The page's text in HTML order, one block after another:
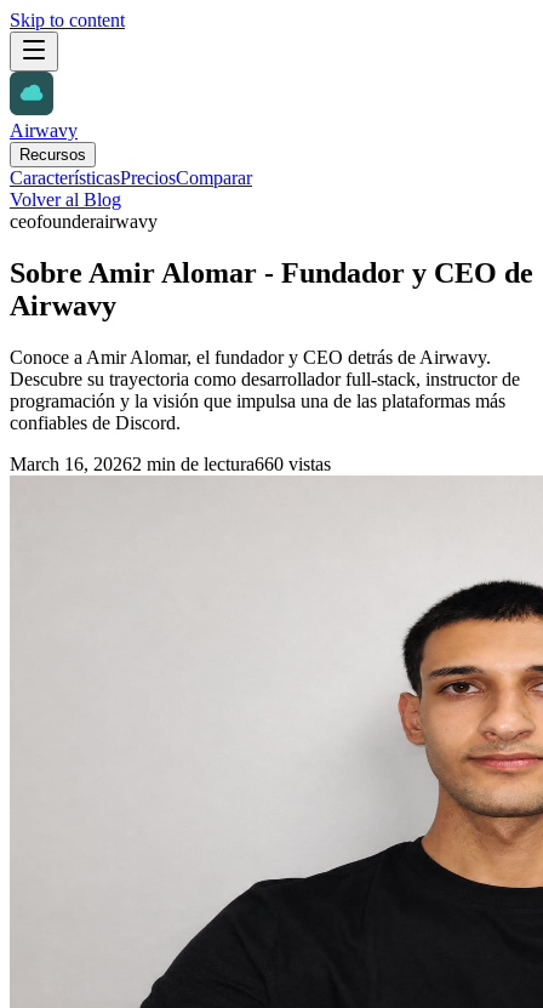
Skip to content
Airwavy
Recursos
CaracterísticasPreciosComparar
Volver al Blog
ceofounderairwavy
Sobre Amir Alomar - Fundador y CEO de
Airwavy
Conoce a Amir Alomar, el fundador y CEO detrás de Airwavy.
Descubre su trayectoria como desarrollador full-stack, instructor de
programación y la visión que impulsa una de las plataformas más
confiables de Discord.
March 16, 20262 min de lectura660 vistas